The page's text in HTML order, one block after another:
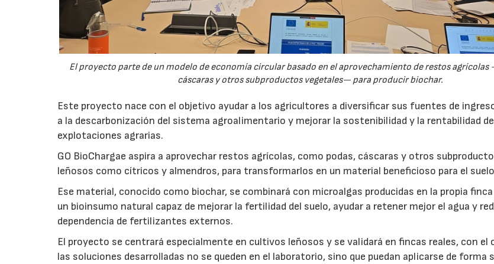
El proyecto parte de un modelo de economía circular basado en el aprovechamiento de restos agrícolas
cáscaras y otros subproductos vegetales— para producir biochar.
Este proyecto nace con el objetivo ayudar a los agricultores a diversificar sus fuentes de
a la descarbonización del sistema agroalimentario y mejorar la sostenibilidad y la rentabilidad
explotaciones agrarias.
GO BioChargae aspira a aprovechar restos agrícolas, como podas, cáscaras y otros
leñosos como cítricos y almendros, para transformarlos en un material beneficioso para el
Ese material, conocido como biochar, se combinará con microalgas producidas en la propia
un bioinsumo natural capaz de mejorar la fertilidad del suelo, ayudar a retener mejor el agua y
dependencia de fertilizantes externos.
El proyecto se centrará especialmente en cultivos leñosos y se validará en fincas reales, con el
las soluciones desarrolladas no se queden en el laboratorio, sino que puedan aplicarse de forma